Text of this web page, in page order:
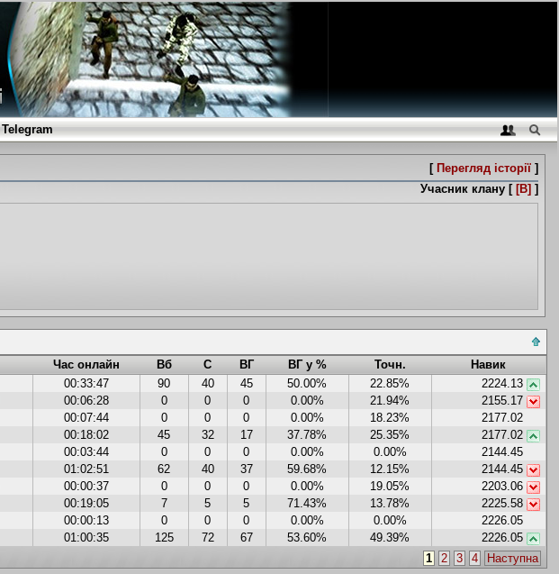
Telegram
[ Перегляд історії ]
Учасник клану [ [B] ]
Час онлайн Вб С ВГ ВГ у % Точн.
Навик
00:33:47 90 40 45 50.00% 22.85%
2224.13
00:06:28 0 0 0 0.00% 21.94%
2155.17
00:07:44 0 0 0 0.00% 18.23%
2177.02
00:18:02 45 32 17 37.78% 25.35%
2177.02
00:03:44 0 0 0 0.00% 0.00%
2144.45
01:02:51 62 40 37 59.68% 12.15%
2144.45
00:00:37 0 0 0 0.00% 19.05%
2203.06
00:19:05 7 5 5 71.43% 13.78%
2225.58
00:00:13 0 0 0 0.00% 0.00%
2226.05
01:00:35 125 72 67 53.60% 49.39%
2226.05
1
2 3 4 Наступна